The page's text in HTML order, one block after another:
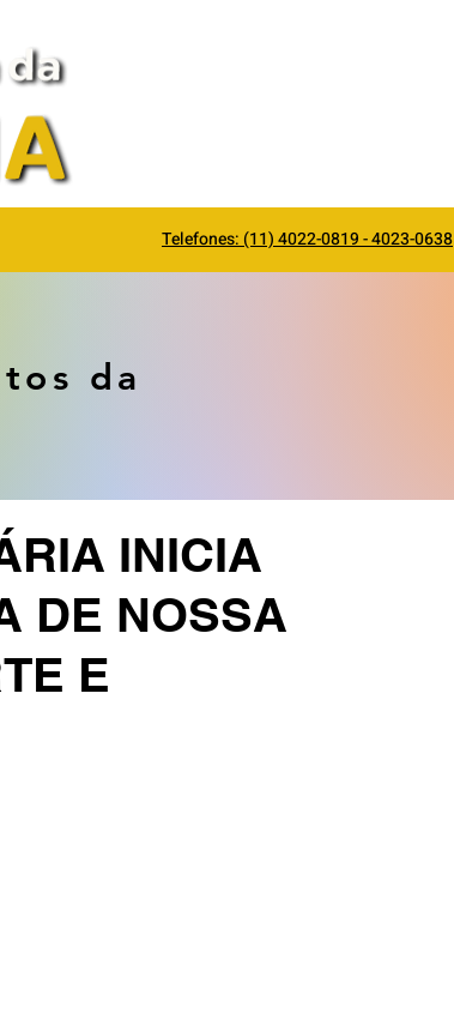
Telefones: (11) 4022-0819 - 4023-0638
da
INICIA
DE NOSSA
E